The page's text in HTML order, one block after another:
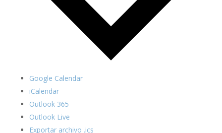
Google Calendar
iCalendar
Outlook 365
Outlook Live
Exportar archivo .ics